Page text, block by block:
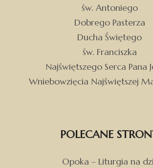
św. Antoniego
Dobrego Pasterza
Ducha Świętego
św. Franciszka
Najświętszego Serca Pana
Wniebowzięcia Najświętszej
POLECANE
Opoka – Liturgia na